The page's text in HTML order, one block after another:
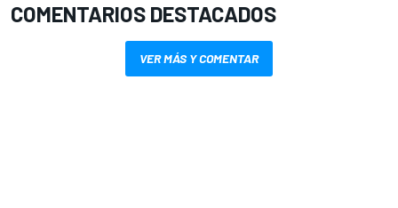
COMENTARIOS DESTACADOS
VER MÁS Y COMENTAR